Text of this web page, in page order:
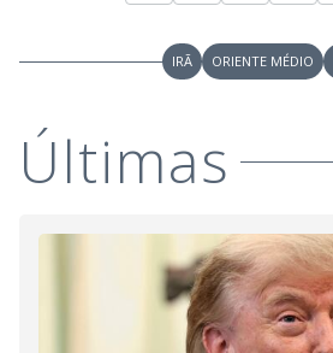
IRÃ ORIENTE MÉDIO
Últimas